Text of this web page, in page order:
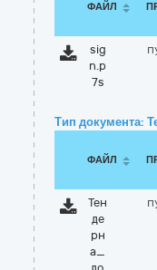
ФАЙЛ
sig
n.p
7s
Тип документа:
ФАЙЛ
Тен
де
рн
а_